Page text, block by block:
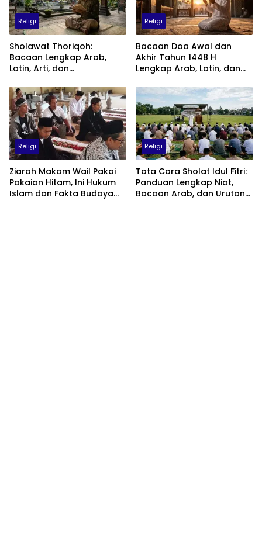
Religi
Sholawat Thoriqoh:
Bacaan Lengkap Arab,
Latin, Arti, dan
Religi
Bacaan Doa Awal dan
Akhir Tahun 1448 H
Lengkap Arab, Latin, dan
dan Keutamaannya
Religi
Ziarah Makam Wail Pakai
Pakaian Hitam, Ini Hukum
Islam dan Fakta Budaya
Religi
Tata Cara Sholat Idul Fitri:
Panduan Lengkap Niat,
Bacaan Arab, dan Urutan